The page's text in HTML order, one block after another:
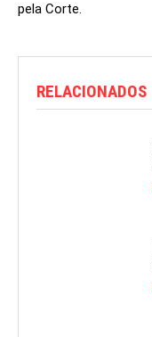
pela Corte.
RELACIONADOS